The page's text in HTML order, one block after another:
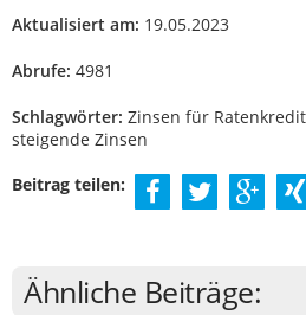
Aktualisiert am: 19.05.2023
Abrufe: 4981
Schlagwörter: Zinsen für
steigende Zinsen
Beitrag teilen:
Ähnliche Beiträge: